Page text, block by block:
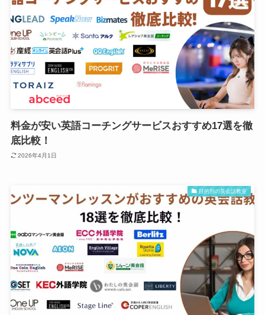
料金が安い英語コーチングサービスおすすめ17選を徹
底比較！
2026年4月1日
目的別の英会話教室